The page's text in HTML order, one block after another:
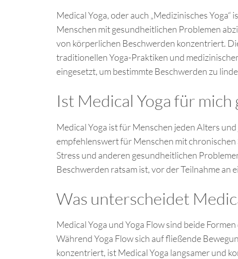
Medical Yoga, oder auch „Medizinisches
Menschen mit gesundheitlichen Problemen
von körperlichen Beschwerden konzentriert.
traditionellen Yoga-Praktiken und
eingesetzt, um bestimmte Beschwerden zu
Ist Medical Yoga für mich
Medical Yoga ist für Menschen jeden Alters
empfehlenswert für Menschen mit
Stress und anderen gesundheitlichen
Beschwerden ratsam ist, vor der Teilnahme an
Was unterscheidet
Medical Yoga und Yoga Flow sind beide
Während Yoga Flow sich auf fließende
konzentriert, ist Medical Yoga langsamer und